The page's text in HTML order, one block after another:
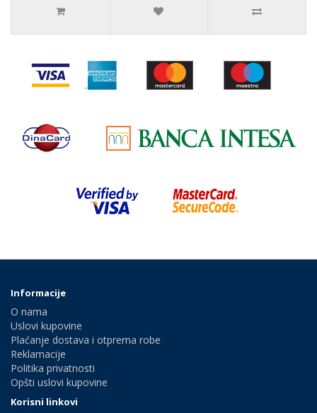
Informacije
O nama
Uslovi kupovine
Plaćanje dostava i otprema robe
Reklamacije
Politika privatnosti
Opšti uslovi kupovine
Korisni linkovi